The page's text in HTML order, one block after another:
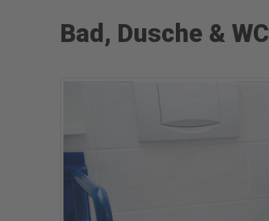
Bad, Dusche & WC